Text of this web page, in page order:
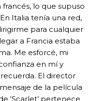
lo que supuso
Italia tenía una red,
para cualquier
a Francia estaba
Me esforcé, mi
en mí y
El director
de la película
‘Scarlet’ pertenece